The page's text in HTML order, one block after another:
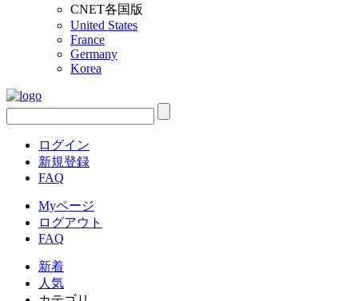
CNET各国版
United States
France
Germany
Korea
ログイン
新規登録
FAQ
Myページ
ログアウト
FAQ
新着
人気